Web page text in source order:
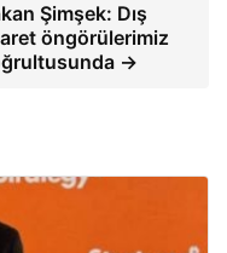
Şimşek: Dış
öngörülerimiz
→